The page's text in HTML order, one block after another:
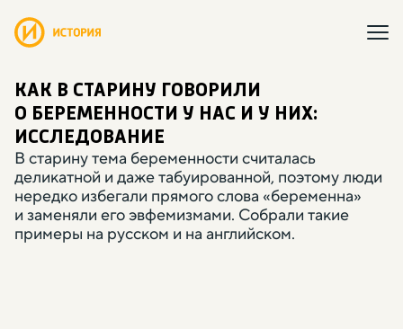
КАК В СТАРИНУ ГОВОРИЛИ
О БЕРЕМЕННОСТИ У НАС И У НИХ:
ИССЛЕДОВАНИЕ
В старину тема беременности считалась
деликатной и даже табуированной, поэтому люди
нередко избегали прямого слова «беременна»
и заменяли его эвфемизмами. Собрали такие
примеры на русском и на английском.